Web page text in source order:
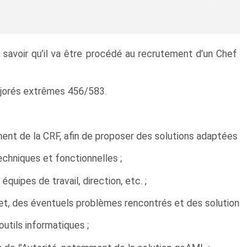
qu’il va être procédé au recrutement d’un
extrêmes 456/583.
de la CRF, afin de proposer des solutions
et fonctionnelles ;
de travail, direction, etc. ;
des éventuels problèmes rencontrés et des
informatiques ;